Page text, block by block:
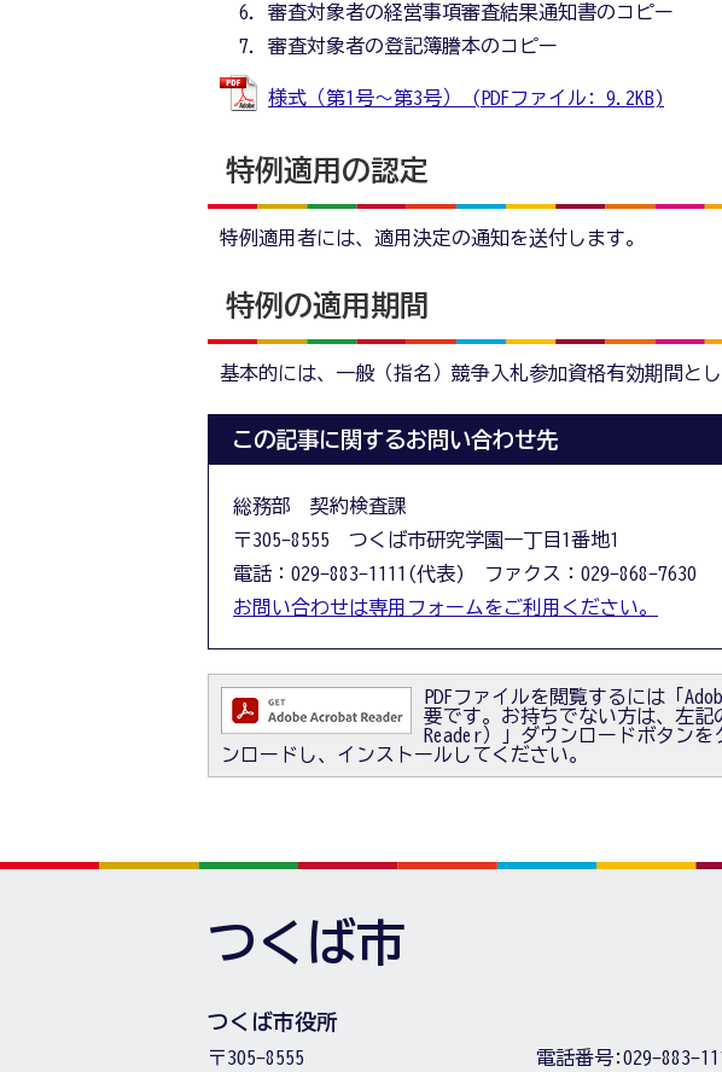
審査対象者の経営事項審査結果通知書のコピー
審査対象者の登記簿謄本のコピー
様式（第1号～第3号） (PDFファイル: 9.2KB)
特例適用の認定
特例適用者には、適用決定の通知を送付します。
特例の適用期間
基本的には、一般（指名）競争入札参加資格有効期間とし
この記事に関するお問い合わせ先
総務部 契約検査課
〒305-8555 つくば市研究学園一丁目1番地1
電話：029-883-1111(代表) ファクス：029-868-7630
お問い合わせは専用フォームをご利用ください。
PDFファイルを閲覧するには「
要です。お持ちでない方は、左記
Reader）」ダウンロードボタン
ンロードし、インストールしてください。
つくば市
つくば市役所
〒305-8555 電話番号:029-883-